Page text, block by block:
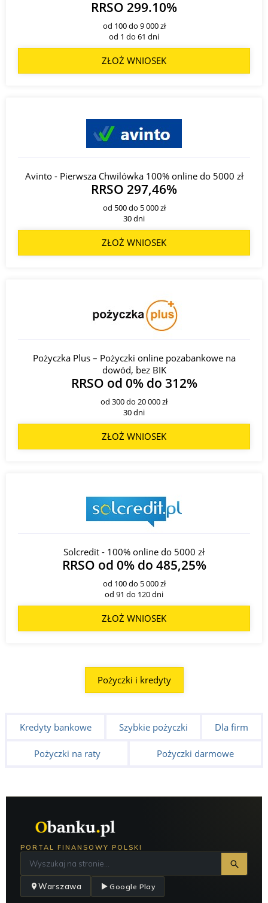
RRSO 299.10%
od 100 do 9 000 zł
od 1 do 61 dni
ZŁOŻ WNIOSEK
Avinto - Pierwsza Chwilówka 100% online do 5000 zł
RRSO 297,46%
od 500 do 5 000 zł
30 dni
ZŁOŻ WNIOSEK
Pożyczka Plus – Pożyczki online pozabankowe na
dowód, bez BIK
RRSO od 0% do 312%
od 300 do 20 000 zł
30 dni
ZŁOŻ WNIOSEK
Solcredit - 100% online do 5000 zł
RRSO od 0% do 485,25%
od 100 do 5 000 zł
od 91 do 120 dni
ZŁOŻ WNIOSEK
Pożyczki i kredyty
Kredyty bankowe Szybkie pożyczki Dla firm
Pożyczki na raty Pożyczki darmowe
PORTAL FINANSOWY POLSKI
Warszawa Google Play